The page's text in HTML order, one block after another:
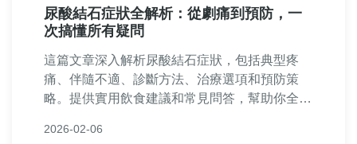
尿酸結石症狀全解析：從劇痛到預防，一
次搞懂所有疑問
這篇文章深入解析尿酸結石症狀，包括典型疼
痛、伴隨不適、診斷方法、治療選項和預防策
略。提供實用飲食建議和常見問答，幫助你全面
醫學知識，語言自然易懂，適合所有關注泌尿健
2026-02-06